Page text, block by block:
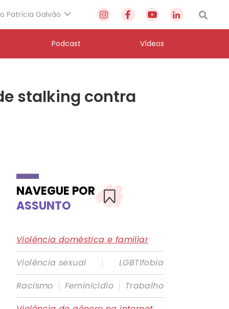
Patrícia Galvão
Podcast Vídeos
stalking contra
NAVEGUE POR
ASSUNTO
Violência doméstica e familiar
Violência sexual
|
LGBTIfobia
Racismo | Feminicídio | Trabalho